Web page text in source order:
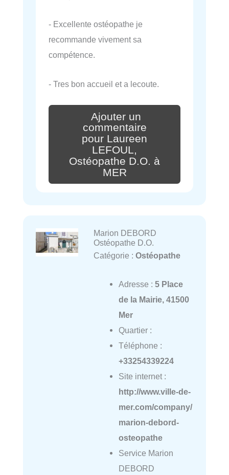
- Excellente ostéopathe je
recommande vivement sa
compétence.
- Tres bon accueil et a lecoute.
Ajouter un
commentaire
pour Laureen
LEFOUL,
Ostéopathe D.O. à
MER
Marion DEBORD
Ostéopathe D.O.
Catégorie : Ostéopathe
Adresse : 5 Place
de la Mairie, 41500
Mer
Quartier :
Téléphone :
+33254339224
Site internet :
http://www.ville-de-
mer.com/company/
marion-debord-
osteopathe
Service Marion
DEBORD